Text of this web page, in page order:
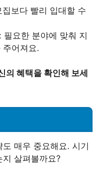
집보다 빨리 입대할 수
: 필요한 분야에 맞춰 지
주어져요.
의 혜택을 확인해 보세
매우 중요해요. 시기
살펴볼까요?